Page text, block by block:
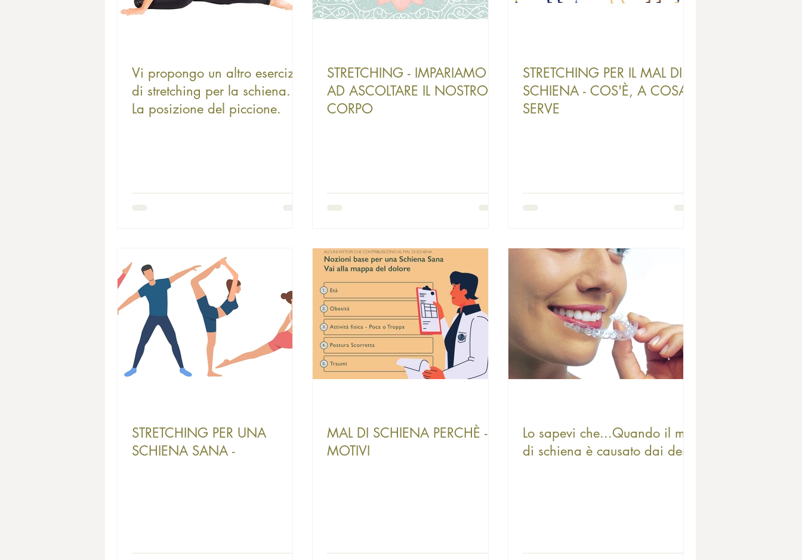
Vi propongo un altro esercizio
di stretching per la schiena.
La posizione del piccione.
STRETCHING - IMPARIAMO
AD ASCOLTARE IL NOSTRO
CORPO
STRETCHING PER IL MAL DI
SCHIENA - COS'È, A COSA
SERVE
STRETCHING PER UNA
SCHIENA SANA -
MAL DI SCHIENA PERCHÈ - 5
MOTIVI
Lo sapevi che...Quando il mal
di schiena è causato dai denti